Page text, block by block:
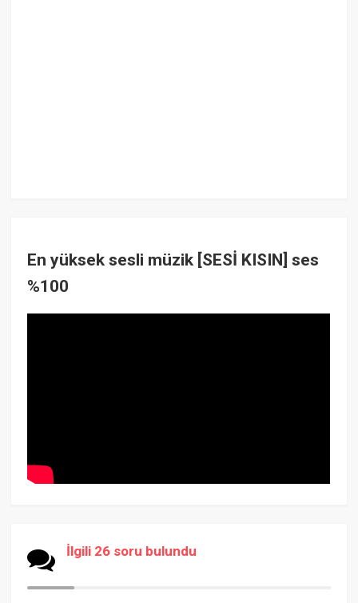
En yüksek sesli müzik [SESİ KISIN] ses
%100
İlgili 26 soru bulundu